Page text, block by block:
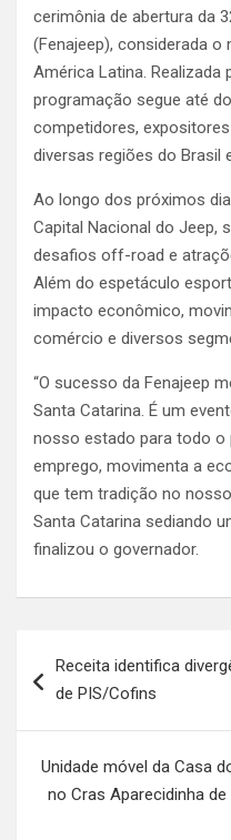
cerimônia de abertura da
(Fenajeep), considerada
América Latina. Realizada
programação segue até
competidores,
diversas regiões do Brasil
Ao longo dos próximos
Capital Nacional do Jeep,
desafios off-road e
Além do espetáculo
impacto econômico,
comércio e diversos
“O sucesso da Fenajeep
Santa Catarina. É um
nosso estado para todo o
emprego, movimenta a
que tem tradição no
Santa Catarina sediando
finalizou o governador.
de
Receita identifica
de PIS/Cofins
Unidade móvel da Casa
no Cras Aparecidinha